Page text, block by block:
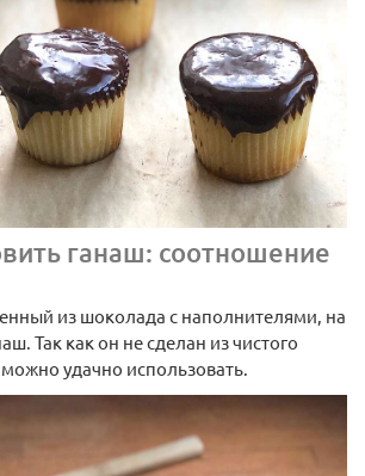
ганаш: соотношение
из шоколада с наполнителями, на
Так как он не сделан из чистого
удачно использовать.